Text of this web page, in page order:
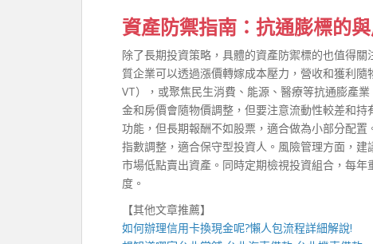
資產防禦指南：抗通膨標的
除了長期投資策略，具體的資產防禦標的也值得
質企業可以透過漲價轉嫁成本壓力，營收和獲利
VT），或聚焦民生消費、能源、醫療等抗通膨產
金和房價會隨物價調整，但要注意流動性較差和
功能，但長期報酬不如股票，適合做為小部分配
指數調整，適合保守型投資人。風險管理方面，
市場低點賣出資產。同時定期檢視投資組合，每
度。
【其他文章推薦】
如何辦理信用卡換現金呢?懶人包流程詳細解說!